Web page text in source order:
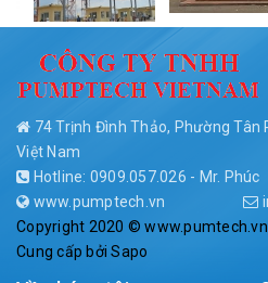
74 Trịnh Đình Thảo, Phường Tân
Việt Nam
Hotline: 0909.057.026 - Mr. Phúc
www.pumptech.vn
Copyright 2020 © www.pumtech.vn
Cung cấp bởiSapo